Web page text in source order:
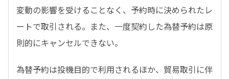
変動の影響を受けることなく、予約時に決められたレ
ートで取引される。また、一度契約した為替予約は原
則的にキャンセルできない。
為替予約は投機目的で利用されるほか、貿易取引に伴